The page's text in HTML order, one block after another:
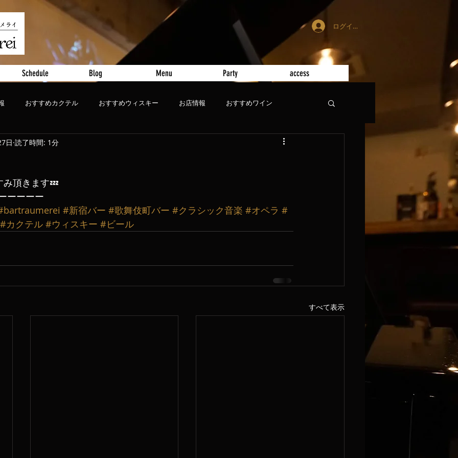
ログイン
Schedule Blog Menu Party access
おすすめカクテル おすすめウィスキー お店情報 おすすめワイン
ト おすすめビール
日 読了時間: 1分
頂きます💤
ーーーー
#新宿バー #歌舞伎町バー #クラシック音楽 #オペラ #
#カクテル #ウィスキー #ビール
すべて表示